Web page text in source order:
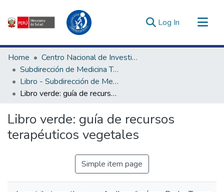
Log In (current)
Communities & Collections
All of DSpace
Statistics
Estadísticas Externas
Enlaces de interés ▾
Home
Centro Nacional de Investigación Social e Interculturalidad en Salud
Subdirección de Medicina Tradicional, Interculturalidad e Investigación Social en Salud
Libro - Subdirección de Medicina Tradicional, Interculturalidad e Investigación Social en Salud
Libro verde: guía de recursos terapéuticos vegetales
Libro verde: guía de recursos
terapéuticos vegetales
Simple item page